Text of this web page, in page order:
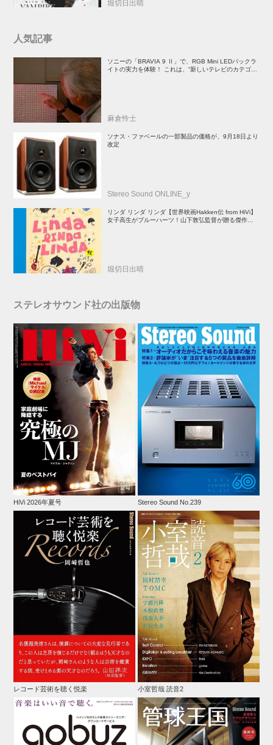
堀切日出晴
人気記事
ソニーの「BRAVIA 9 Ⅱ」で、RGB Mini LEDバックラ
イトの実力を体験！ これは、“新しいテレビのカテゴリ
麻倉怜士
ソナス・ファベールの一部製品の価格が、9月18日より
改定
Stereo Sound ONLINE_y
リンダ リンダ リンダ【世界映画Hakken伝 from HiVi】
女子高生がブルーハーツ！山下敦弘監督が贈る傑作青春
堀切日出晴
ステレオサウンド社の出版物
HiVi 2026年夏号 Stereo Sound No.239
レコード芸術を聴く悦楽 小室哲哉 読音2